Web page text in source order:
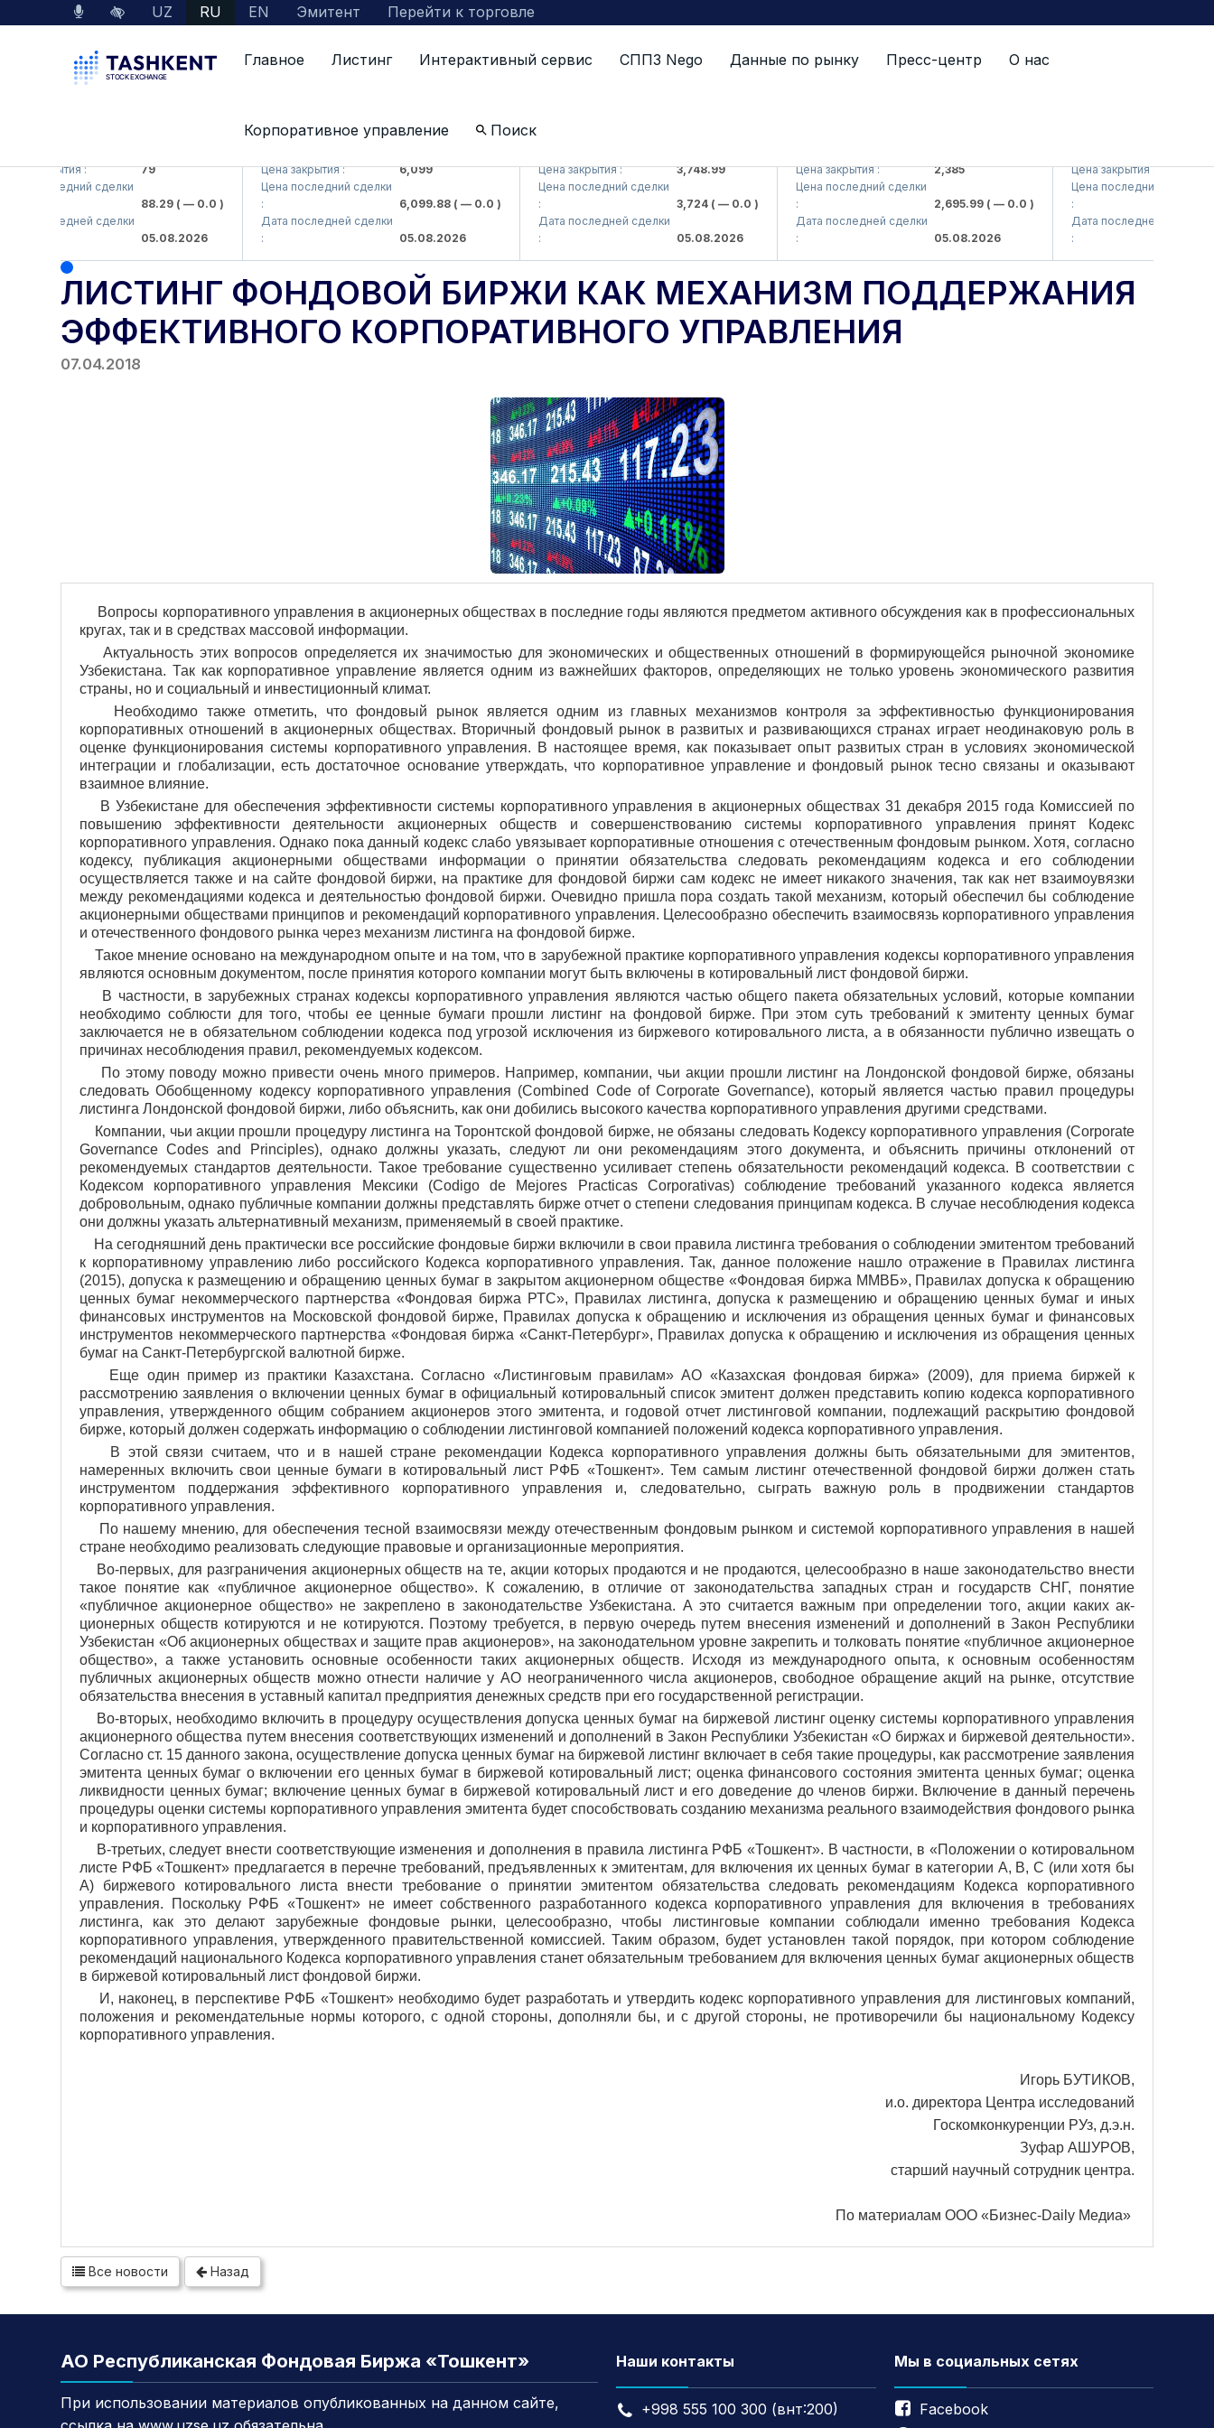
UZ RU EN Эмитент Перейти к торговле
Главное Листинг Интерактивный сервис СППЗ Nego Данные по рынку Пресс-центр О нас
Корпоративное управление Поиск
закрытия :
79
последний сделки
88.29( — 0.0 )
последней сделки
05.08.2026
Цена закрытия :
6,099
Цена последний сделки
6,099.88( — 0.0 )
Дата последней сделки
05.08.2026
Цена закрытия :
3,748.99
Цена последний сделки
3,724( — 0.0 )
Дата последней сделки
05.08.2026
Цена закрытия :
2,385
Цена последний сделки
2,695.99( — 0.0 )
Дата последней сделки
05.08.2026
Цена закрытия :
Цена последний сделки
Дата последней сделки
ЛИСТИНГ ФОНДОВОЙ БИРЖИ КАК МЕХАНИЗМ ПОДДЕРЖАНИЯ
ЭФФЕКТИВНОГО КОРПОРАТИВНОГО УПРАВЛЕНИЯ
07.04.2018
Вопросы корпоративного управления в акционерных обществах в последние годы являются предметом активного обсуждения как в профессиональных
кругах, так и в средствах массовой информации.
Актуальность этих вопросов определяется их значимостью для экономических и общественных отношений в формирующейся рыночной экономике
Узбекистана. Так как корпоративное управление является одним из важнейших факторов, определяющих не только уровень экономического развития
страны, но и социальный и инвестиционный климат.
Необходимо также отметить, что фондовый рынок является одним из главных механизмов контроля за эффективностью функционирования
корпоративных отношений в акционерных обществах. Вторичный фондовый рынок в развитых и развивающихся странах играет неодинаковую роль в
оценке функционирования системы корпоративного управления. В настоящее время, как показывает опыт развитых стран в условиях экономичес­кой
интеграции и глобализации, есть достаточное основание утверждать, что корпоративное управление и фондовый рынок тесно связаны и оказывают
взаимное влияние.
В Узбекистане для обеспечения эффективности системы корпоративного управления в акционерных обществах 31 декабря 2015 года Комиссией по
повышению эффективности деятельности акционерных обществ и совершенствованию системы корпоративного управления принят Кодекс
корпоративного управления. Однако пока данный кодекс слабо увязывает корпоративные отношения с отечественным фондовым рынком. Хотя, согласно
кодексу, публикация акционерными обществами информации о принятии обязательства следовать рекомендациям кодекса и его соблюдении
осуществляется также и на сайте фондовой биржи, на практике для фондовой биржи сам кодекс не имеет никакого значения, так как нет взаимоувязки
между рекомендациями кодекса и деятельностью фондовой биржи. Очевидно пришла пора создать такой механизм, который обеспечил бы соблюдение
акционерными обществами принципов и рекомендаций корпоративного управления. Целесообразно обеспечить взаимосвязь корпоративного управления
и отечественного фондового рынка через механизм листинга на фондовой бирже.
Такое мнение основано на международном опыте и на том, что в зарубежной практике корпоративного управления кодексы корпоративного управления
являются основным документом, после принятия которого компании могут быть включены в котировальный лист фондовой биржи.
В частности, в зарубежных странах кодексы корпоративного управления являются частью общего пакета обязательных условий, которые компании
необходимо соблюсти для того, чтобы ее ценные бумаги прошли листинг на фондовой бирже. При этом суть требований к эмитенту ценных бумаг
заключается не в обязательном соблюдении кодекса под угрозой исключения из биржевого котировального листа, а в обязанности публично извещать о
причинах несоблюдения правил, рекомендуемых кодексом.
По этому поводу можно привести очень много примеров. Например, компании, чьи акции прошли листинг на Лондонской фондовой бирже, обязаны
следовать Обобщенному кодексу корпоративного управления (Combined Code of Corporate Governance), который является частью правил процедуры
листинга Лондонской фондовой биржи, либо объяснить, как они добились высокого качества корпоративного управления другими средствами.
Компании, чьи акции прошли процедуру листинга на Торонтской фондовой бирже, не обязаны следовать Кодексу корпоративного управления (Corporate
Governance Codes and Principles), однако должны указать, следуют ли они рекомендациям этого документа, и объяснить причины отклонений от
рекомендуемых стандартов деятельности. Такое требование существенно усиливает степень обязательности рекомендаций кодекса. В соответствии с
Кодексом корпоративного управления Мексики (Codigo de Mejores Practicas Corporativas) соблюдение требований указанного кодекса является
добровольным, однако публичные компании должны представлять бирже отчет о степени следования принципам кодекса. В случае несоблюдения кодекса
они должны указать альтернативный механизм, применяемый в своей практике.
На сегодняшний день практически все российские фондовые биржи включили в свои правила листинга требования о соблюдении эмитентом требований
к корпоративному управлению либо российского Кодекса корпоративного управления. Так, данное положение нашло отражение в Правилах листинга
(2015), допуска к размещению и обращению ценных бумаг в закрытом акционерном обществе «Фондовая биржа ММВБ», Правилах допуска к обращению
ценных бумаг некоммерческого партнерства «Фондовая биржа РТС», Правилах листинга, допуска к размещению и обращению ценных бумаг и иных
финансовых инструментов на Московской фондовой бирже, Правилах допуска к обращению и исключения из обращения ценных бумаг и финансовых
инструментов некоммерческого партнерства «Фондовая биржа «Санкт-Петербург», Правилах допуска к обращению и исключения из обращения ценных
бумаг на Санкт-Петербургской валютной бирже.
Еще один пример из практики Казахстана. Согласно «Листинговым правилам» АО «Казахская фондовая биржа» (2009), для приема биржей к
рассмотрению заявления о включении ценных бумаг в официальный котировальный список эмитент должен представить копию кодекса корпоративного
управления, утвержденного общим собранием акцио­неров этого эмитента, и годовой отчет листинговой компании, подлежащий раскрытию фондовой
бирже, который должен содержать информацию о соблюдении листинговой компанией положений кодекса корпоративного управления.
В этой связи считаем, что и в нашей стране рекомендации Кодекса корпоративного управления должны быть обязательными для эмитентов,
намеренных включить свои ценные бумаги в котировальный лист РФБ «Тошкент». Тем самым листинг отечественной фондовой биржи должен стать
инструментом поддержания эффективного корпоративного управления и, следовательно, сыграть важную роль в продвижении стандартов
корпоративного управления.
По нашему мнению, для обеспечения тесной взаимосвязи между отечественным фондовым рынком и системой корпоративного управления в нашей
стране необходимо реализовать следующие правовые и организационные мероприятия.
Во-первых, для разграничения акцио­нерных обществ на те, акции которых продаются и не продаются, целесообразно в наше законодательство внести
такое понятие как «публичное акционерное общество». К сожалению, в отличие от законодательства западных стран и государств СНГ, понятие
«публичное акционерное общество» не закреплено в законодательстве Узбекистана. А это считается важным при определении того, акции каких ак­
ционерных обществ котируются и не котируются. Поэтому требуется, в первую очередь путем внесения изменений и дополнений в Закон Республики
Узбекистан «Об акционерных обществах и защите прав акционеров», на законодательном уровне закрепить и толковать понятие «публичное акционерное
общество», а также установить основные особенности таких акционерных обществ. Исходя из международного опыта, к основным особенностям
публичных акционерных обществ можно отнести наличие у АО неограниченного числа акционеров, свободное обращение акций на рынке, отсутствие
обязательства внесения в уставный капитал предприятия денежных средств при его государственной регистрации.
Во-вторых, необходимо включить в процедуру осуществления допуска ценных бумаг на биржевой листинг оценку системы корпоративного управления
акционерного общества путем внесения соответствующих изменений и дополнений в Закон Республики Узбекистан «О биржах и биржевой деятельности».
Согласно ст. 15 данного закона, осуществление допуска ценных бумаг на биржевой листинг включает в себя такие процедуры, как рассмотрение заявления
эмитента ценных бумаг о включении его ценных бумаг в биржевой котировальный лист; оценка финансового состояния эмитента ценных бумаг; оценка
ликвидности ценных бумаг; включение ценных бумаг в биржевой котировальный лист и его доведение до членов биржи. Включение в данный перечень
процедуры оценки системы корпоративного управления эмитента будет способствовать созданию механизма реального взаимодействия фондового рынка
и корпоративного управления.
В-третьих, следует внести соответст­вующие изменения и дополнения в правила листинга РФБ «Тошкент». В частности, в «Положении о котировальном
листе РФБ «Тошкент» предлагается в перечне требований, предъявленных к эмитентам, для включения их ценных бумаг в категории A, B, C (или хотя бы
А) биржевого котировального листа внести требование о принятии эмитентом обязательства следовать рекомендациям Кодекса корпоративного
управления. Поскольку РФБ «Тошкент» не имеет собственного разработанного кодекса корпоративного управления для включения в требованиях
листинга, как это делают зарубежные фондовые рынки, целесообразно, чтобы листинговые компании соблюдали именно требования Кодекса
корпоративного управления, утвержденного правительственной комиссией. Таким образом, будет установлен такой порядок, при котором соблюдение
рекомендаций национального Кодекса корпоративного управления станет обязательным требованием для включения ценных бумаг акционерных обществ
в биржевой котировальный лист фондовой биржи.
И, наконец, в перспективе РФБ «Тошкент» необходимо будет разработать и утвердить кодекс корпоративного управления для листинговых компаний,
положения и рекомендательные нормы которого, с одной стороны, дополняли бы, и с другой стороны, не противоречили бы национальному Кодексу
корпоративного управления.
Игорь БУТИКОВ,
и.о. директора Центра исследований
Госкомконкуренции РУз, д.э.н.
Зуфар АШУРОВ,
старший научный сотрудник центра.
По материалам ООО «Бизнес-Daily Медиа»
Все новости Назад
АО Республиканская Фондовая Биржа «Тошкент»
При использовании материалов опубликованных на данном сайте,
Наши контакты
+998 555 100 300 (внт:200)
Мы в социальных сетях
Facebook